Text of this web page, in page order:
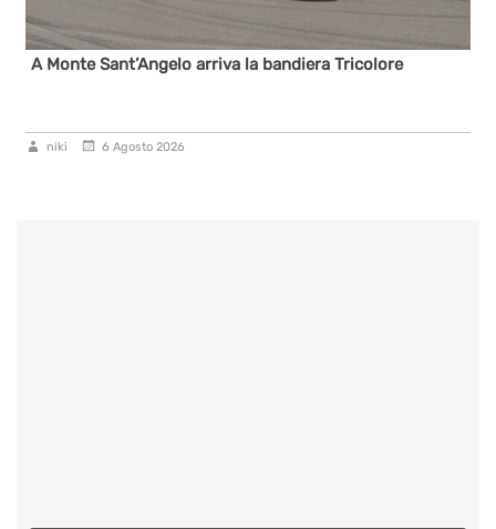
la bandiera Tricolore Lo Slalom Aci Sport torna a